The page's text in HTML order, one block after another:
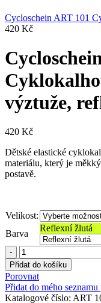
Cycloschein ART 101
420 Kč
výztuže,
420 Kč
Dětské elastické
materiálu, který je
postavě.
Velikost:
Barva
Reflexní žlutá
Cycloschein
ART
101
Cyklokalhoty
dětské,
Přidat do košíku
Porovnat
Přidat do mého seznamu
Katalogové číslo: ART